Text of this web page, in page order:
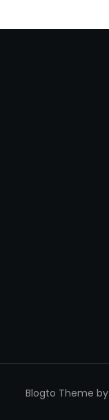
Blogto Theme by